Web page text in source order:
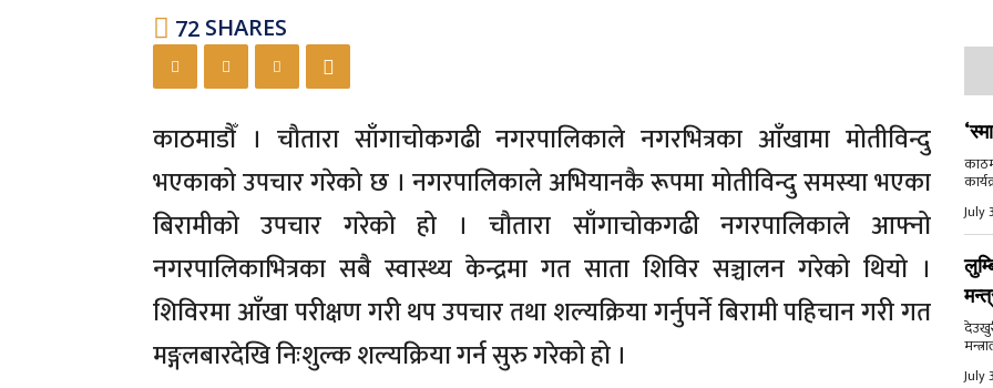
72 SHARES
काठमाडौँ । चौतारा साँगाचोकगढी नगरपालिकाले नगरभित्रका आँखामा मोतीविन्दु
भएकाको उपचार गरेको छ । नगरपालिकाले अभियानकै रूपमा मोतीविन्दु समस्या भएका
बिरामीको उपचार गरेको हो । चौतारा साँगाचोकगढी नगरपालिकाले आफ्नो
नगरपालिकाभित्रका सबै स्वास्थ्य केन्द्रमा गत साता शिविर सञ्चालन गरेको थियो ।
शिविरमा आँखा परीक्षण गरी थप उपचार तथा शल्यक्रिया गर्नुपर्ने बिरामी पहिचान गरी गत
मङ्गलबारदेखि निःशुल्क शल्यक्रिया गर्न सुरु गरेको हो ।
July
July